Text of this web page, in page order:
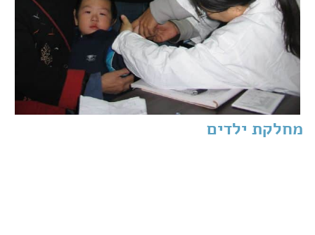
מחלקת ילדים